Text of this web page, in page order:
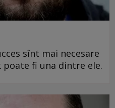
sînt mai necesare
fi una dintre ele.